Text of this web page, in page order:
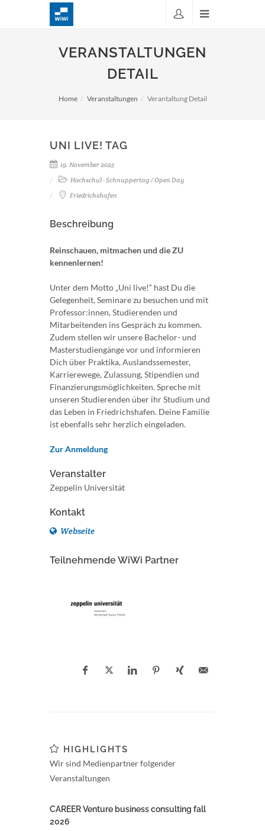
VERANSTALTUNGEN
DETAIL
Home Veranstaltungen Verantaltung Detail
UNI LIVE! TAG
19. November 2025
Hochschul - Schnuppertag / Open Day
Friedrichshafen
Beschreibung
Reinschauen, mitmachen und die ZU
kennenlernen!
Unter dem Motto „Uni live!“ hast Du die
Gelegenheit, Seminare zu besuchen und mit
Professor:innen, Studierenden und
Mitarbeitenden ins Gespräch zu kommen.
Zudem stellen wir unsere Bachelor- und
Masterstudiengänge vor und informieren
Dich über Praktika, Auslandssemester,
Karrierewege, Zulassung, Stipendien und
Finanzierungsmöglichkeiten. Spreche mit
unseren Studierenden über ihr Studium und
das Leben in Friedrichshafen. Deine Familie
ist ebenfalls sehr herzlich eingeladen.
Zur Anmeldung
Veranstalter
Zeppelin Universität
Kontakt
Webseite
Teilnehmende WiWi Partner
HIGHLIGHTS
Wir sind Medienpartner folgender
Veranstaltungen
CAREER Venture business consulting fall
2026